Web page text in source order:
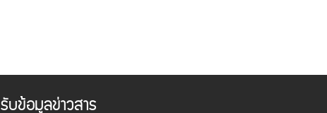
รับข้อมูลข่าวสาร